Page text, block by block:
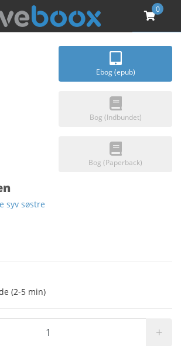
0
Ebog (epub)
Bog (Indbundet)
Bog (Paperback)
syv søstre
(2-5 min)
+